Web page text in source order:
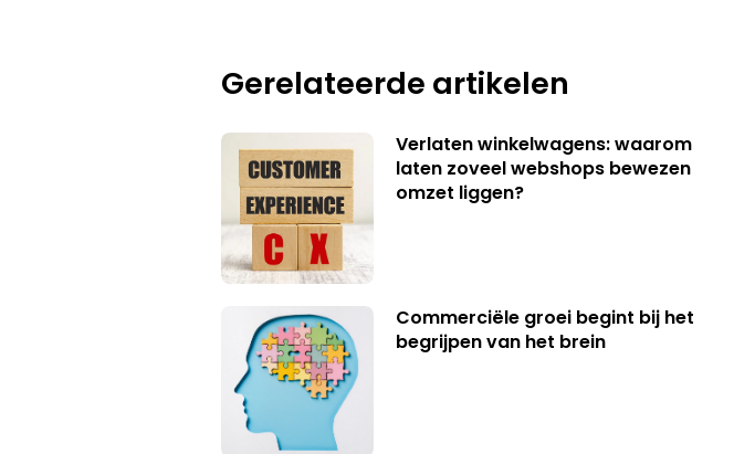
Gerelateerde artikelen
Verlaten winkelwagens: waarom
laten zoveel webshops bewezen
omzet liggen?
Commerciële groei begint bij het
begrijpen van het brein